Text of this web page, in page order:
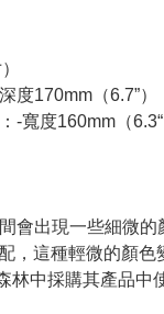
度170mm（6.7”）
-寬度160mm（
會出現一些細微
，這種輕微的顏色
中採購其產品中